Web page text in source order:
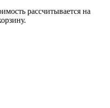
рассчитывается на